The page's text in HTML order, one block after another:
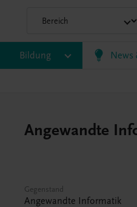
Bildung News
HLT/Kolleg HLW
Angewandte
Gegenstand
Angewandte Informatik